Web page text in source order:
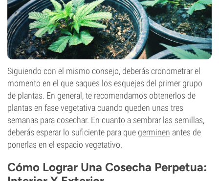
Siguiendo con el mismo consejo, deberás cronometrar el
momento en el que saques los esquejes del primer grupo
de plantas. En general, te recomendamos obtenerlos de
plantas en fase vegetativa cuando queden unas tres
semanas para cosechar. En cuanto a sembrar las semillas,
deberás esperar lo suficiente para que germinen antes de
ponerlas en el espacio vegetativo.
Cómo Lograr Una Cosecha Perpetua: